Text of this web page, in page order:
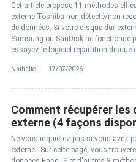
Cet article propose 11 méthodes
externe Toshiba non détecté/non
de données. Si votre disque dur
Samsung ou SanDisk ne fonctionne
essayez le logiciel reparation disque
Nathalie | 17/07/2026
Comment récupérer les
externe (4 façons
Ne vous inquiétez pas si vous avez
externe . Sur cette page, vous